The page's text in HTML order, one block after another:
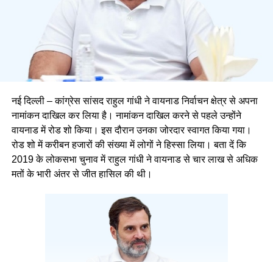
नई दिल्ली – कांग्रेस सांसद राहुल गांधी ने वायनाड निर्वाचन क्षेत्र से अपना
नामांकन दाखिल कर लिया है। नामांकन दाखिल करने से पहले उन्होंने
वायनाड में रोड शो किया। इस दौरान उनका जोरदार स्वागत किया गया।
रोड शो में करीबन हजारों की संख्या में लोगों ने हिस्सा लिया। बता दें कि
2019 के लोकसभा चुनाव में राहुल गांधी ने वायनाड से चार लाख से अधिक
मतों के भारी अंतर से जीत हासिल की थी।